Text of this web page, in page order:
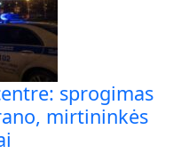
sprogimas
mirtininkės